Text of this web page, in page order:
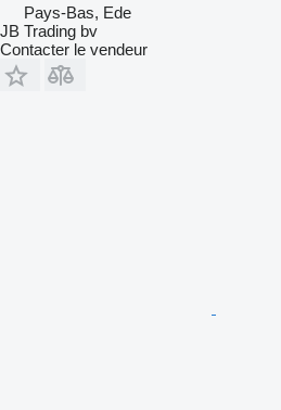
Pays-Bas, Ede
JB Trading bv
Contacter le vendeur